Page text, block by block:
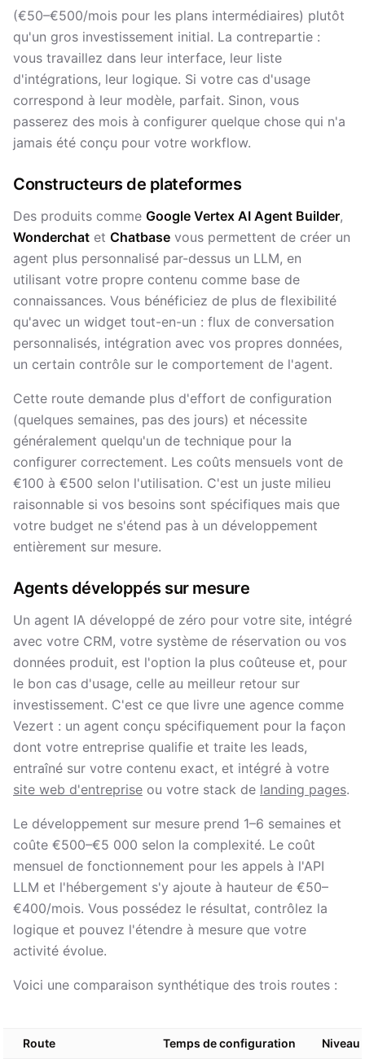
(€50–€500/mois pour les plans intermédiaires) plutôt
qu'un gros investissement initial. La contrepartie :
vous travaillez dans leur interface, leur liste
d'intégrations, leur logique. Si votre cas d'usage
correspond à leur modèle, parfait. Sinon, vous
passerez des mois à configurer quelque chose qui n'a
jamais été conçu pour votre workflow.
Constructeurs de plateformes
Des produits comme Google Vertex AI Agent Builder,
Wonderchat et Chatbase vous permettent de créer un
agent plus personnalisé par-dessus un LLM, en
utilisant votre propre contenu comme base de
connaissances. Vous bénéficiez de plus de flexibilité
qu'avec un widget tout-en-un : flux de conversation
personnalisés, intégration avec vos propres données,
un certain contrôle sur le comportement de l'agent.
Cette route demande plus d'effort de configuration
(quelques semaines, pas des jours) et nécessite
généralement quelqu'un de technique pour la
configurer correctement. Les coûts mensuels vont de
€100 à €500 selon l'utilisation. C'est un juste milieu
raisonnable si vos besoins sont spécifiques mais que
votre budget ne s'étend pas à un développement
entièrement sur mesure.
Agents développés sur mesure
Un agent IA développé de zéro pour votre site, intégré
avec votre CRM, votre système de réservation ou vos
données produit, est l'option la plus coûteuse et, pour
le bon cas d'usage, celle au meilleur retour sur
investissement. C'est ce que livre une agence comme
Vezert : un agent conçu spécifiquement pour la façon
dont votre entreprise qualifie et traite les leads,
entraîné sur votre contenu exact, et intégré à votre
site web d'entreprise ou votre stack de landing pages.
Le développement sur mesure prend 1–6 semaines et
coûte €500–€5 000 selon la complexité. Le coût
mensuel de fonctionnement pour les appels à l'API
LLM et l'hébergement s'y ajoute à hauteur de €50–
€400/mois. Vous possédez le résultat, contrôlez la
logique et pouvez l'étendre à mesure que votre
activité évolue.
Voici une comparaison synthétique des trois routes :
Route Temps de configuration Niveau